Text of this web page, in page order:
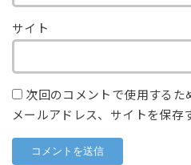
サイト
次回のコメントで使用するた
メールアドレス、サイトを保存